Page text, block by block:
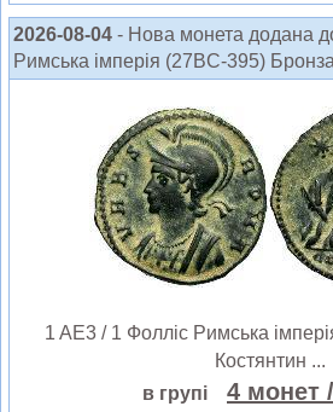
2026-08-04 - Нова монета додана
Римська імперія (27BC-395)
1 AE3 / 1 Фолліс Римська
Костянтин ...
в групі
4 монет